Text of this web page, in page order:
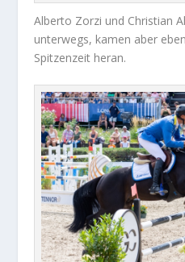
Alberto Zorzi und Christian
unterwegs, kamen aber
Spitzenzeit heran.